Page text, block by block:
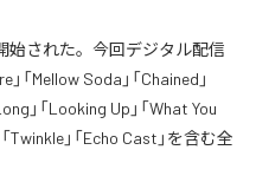
始された。今回デジタル配信
Mellow Soda」「Chained」
」「Looking Up」「What You
Twinkle」「Echo Cast」を含む全